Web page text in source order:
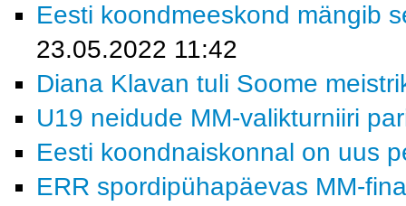
Eesti koondmeeskond mängib
23.05.2022 11:42
Diana Klavan tuli Soome
U19 neidude MM-valikturniiri
Eesti koondnaiskonnal on uus
ERR spordipühapäevas MM-